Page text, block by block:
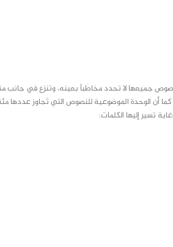
جميعها لا تحدد مخاطَباً بعينه، وتنزع في جانب
أن الوحدة الموضوعية للنصوص التي تَجاوز عددها
تسير إليها الكلمات: